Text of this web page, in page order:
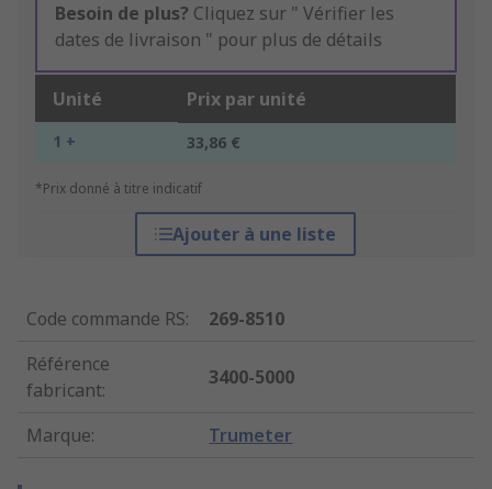
Besoin de plus? Cliquez sur " Vérifier les
dates de livraison " pour plus de détails
Unité Prix par unité
1 + 33,86 €
*Prix donné à titre indicatif
Ajouter à une liste
Code commande RS:
269-8510
Référence
fabricant:
3400-5000
Marque: Trumeter